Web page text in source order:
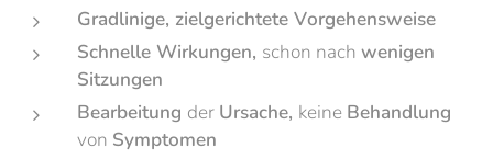
Gradlinige, zielgerichtete Vorgehensweise
Schnelle Wirkungen, schon nach wenigen
Sitzungen
Bearbeitung der Ursache, keine Behandlung
von Symptomen